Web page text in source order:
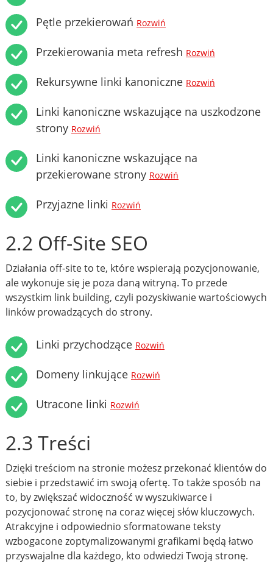
Pętle przekierowań Rozwiń
Przekierowania meta refresh Rozwiń
Rekursywne linki kanoniczne Rozwiń
Linki kanoniczne wskazujące na uszkodzone
strony Rozwiń
Linki kanoniczne wskazujące na
przekierowane strony Rozwiń
Przyjazne linki Rozwiń
2.2 Off-Site SEO
Działania off-site to te, które wspierają pozycjonowanie,
ale wykonuje się je poza daną witryną. To przede
wszystkim link building, czyli pozyskiwanie wartościowych
linków prowadzących do strony.
Linki przychodzące Rozwiń
Domeny linkujące Rozwiń
Utracone linki Rozwiń
2.3 Treści
Dzięki treściom na stronie możesz przekonać klientów do
siebie i przedstawić im swoją ofertę. To także sposób na
to, by zwiększać widoczność w wyszukiwarce i
pozycjonować stronę na coraz więcej słów kluczowych.
Atrakcyjne i odpowiednio sformatowane teksty
wzbogacone zoptymalizowanymi grafikami będą łatwo
przyswajalne dla każdego, kto odwiedzi Twoją stronę.